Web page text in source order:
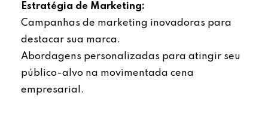
Estratégia de Marketing:
Campanhas de marketing inovadoras para
destacar sua marca.
Abordagens personalizadas para atingir seu
público-alvo na movimentada cena
empresarial.